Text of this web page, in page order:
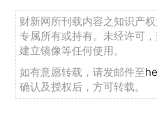
财新网所刊载内容之知识产
专属所有或持有。未经许可
建立镜像等任何使用。
如有意愿转载，请发邮件至
确认及授权后，方可转载。